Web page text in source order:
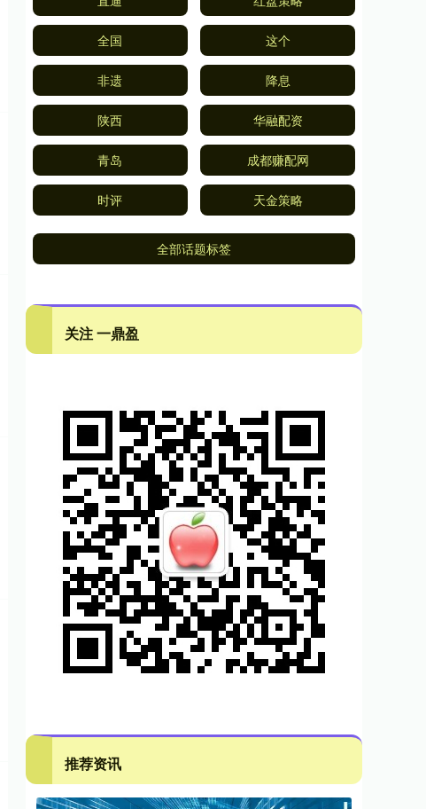
全国 这个
非遗 降息
陕西 华融配资
青岛 成都赚配网
时评 天金策略
全部话题标签
关注 一鼎盈
推荐资讯